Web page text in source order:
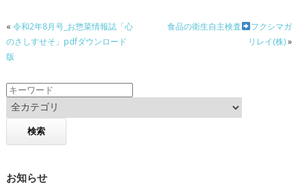
o
o
« 令和2年8月号_お惣菜情報誌「心
のさしすせそ」pdfダウンロード
版
食品の衛生自主検査
フクシマガ
リレイ(株)»
お知らせ